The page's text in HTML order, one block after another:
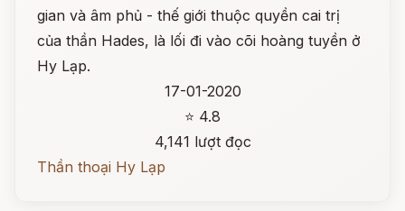
gian và âm phủ - thế giới thuộc quyền cai trị
của thần Hades, là lối đi vào cõi hoàng tuyền ở
Hy Lạp.
17-01-2020
⭐ 4.8
4,141 lượt đọc
Thần thoại Hy Lạp